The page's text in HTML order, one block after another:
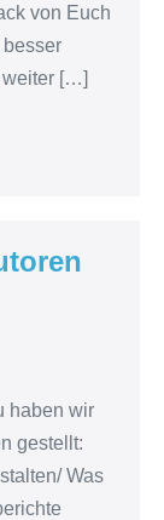
von Euch
besser
weiter […]
haben wir
gestellt:
Was